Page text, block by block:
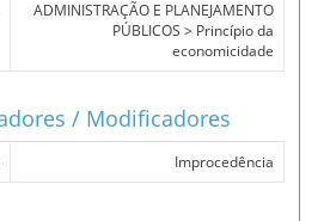
ADMINISTRAÇÃO E PLANEJAMENTO
PÚBLICOS > Princípio da
economicidade
/ Modificadores
Improcedência